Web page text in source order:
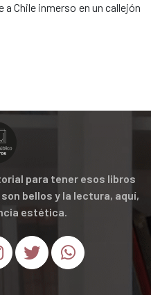
Chile inmerso en un callejón
para tener esos libros
bellos y la lectura, aquí,
estética.